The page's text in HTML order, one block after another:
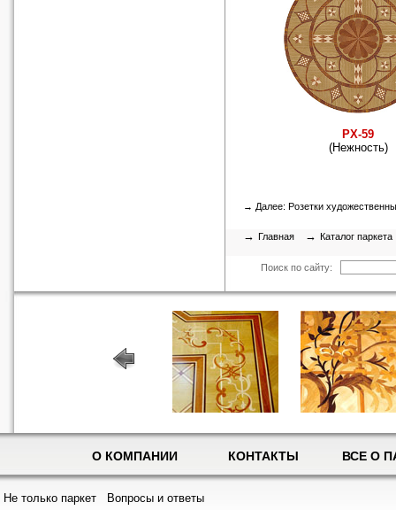
РХ-59
(Нежность)
→ Далее: Розетки
→ Главная → Каталог паркета
Поиск по сайту:
О КОМПАНИИ КОНТАКТЫ ВСЕ О
Не только паркет Вопросы и ответы